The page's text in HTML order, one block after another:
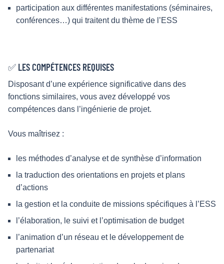
participation aux différentes manifestations (séminaires,
conférences…) qui traitent du thème de l’ESS
✅ LES COMPÉTENCES REQUISES
Disposant d’une expérience significative dans des
fonctions similaires, vous avez développé vos
compétences dans l’ingénierie de projet.
Vous maîtrisez :
les méthodes d’analyse et de synthèse d’information
la traduction des orientations en projets et plans
d’actions
la gestion et la conduite de missions spécifiques à l’ESS
l’élaboration, le suivi et l’optimisation de budget
l’animation d’un réseau et le développement de
partenariat